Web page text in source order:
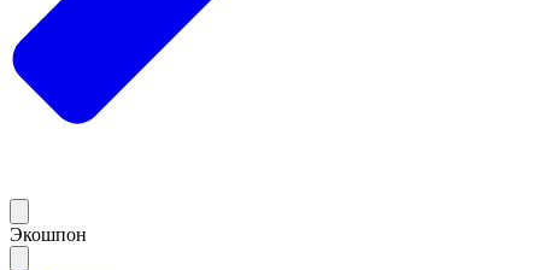
Экошпон